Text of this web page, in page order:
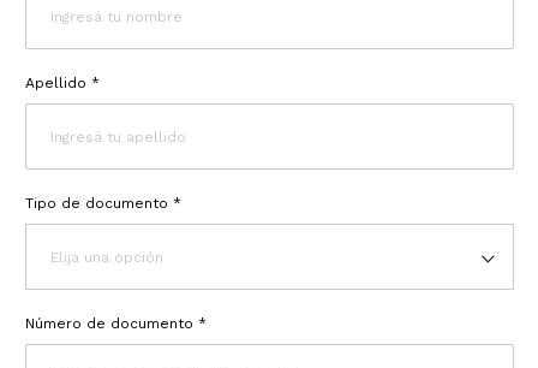
Apellido *
Tipo de documento *
Elija una opción
Número de documento *